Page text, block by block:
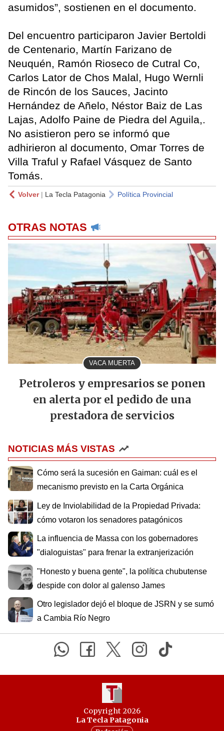
asumidos”, sostienen en el documento.
Del encuentro participaron Javier Bertoldi
de Centenario, Martín Farizano de
Neuquén, Ramón Rioseco de Cutral Co,
Carlos Lator de Chos Malal, Hugo Wernli
de Rincón de los Sauces, Jacinto
Hernández de Añelo, Néstor Baiz de Las
Lajas, Adolfo Paine de Piedra del Aguila,.
No asistieron pero se informó que
adhirieron al documento, Omar Torres de
Villa Traful y Rafael Vásquez de Santo
Tomás.
Volver| La Tecla Patagonia Política Provincial
OTRAS NOTAS
VACA MUERTA
Petroleros y empresarios se ponen
en alerta por el pedido de una
prestadora de servicios
NOTICIAS MÁS VISTAS
Cómo será la sucesión en Gaiman: cuál es el
mecanismo previsto en la Carta Orgánica
Ley de Inviolabilidad de la Propiedad Privada:
cómo votaron los senadores patagónicos
La influencia de Massa con los gobernadores
"dialoguistas" para frenar la extranjerización
"Honesto y buena gente", la política chubutense
despide con dolor al galenso James
Otro legislador dejó el bloque de JSRN y se sumó
a Cambia Río Negro
Copyright 2026
La Tecla Patagonia